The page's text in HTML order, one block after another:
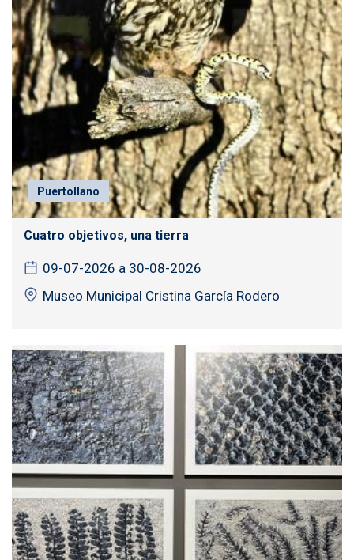
Puertollano
Cuatro objetivos, una tierra
09-07-2026 a 30-08-2026
Museo Municipal Cristina García Rodero